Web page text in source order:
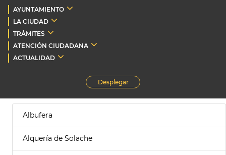
AYUNTAMIENTO
LA CIUDAD
TRÁMITES
ATENCIÓN CIUDADANA
ACTUALIDAD
Desplegar
Albufera
Alquería de Solache